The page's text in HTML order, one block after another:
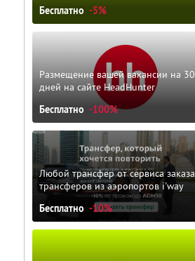
Бесплатно -5%
Размещение вашей вакансии на 30
дней на сайте HeadHunter
Бесплатно -100%
Любой трансфер от сервиса заказа
трансферов из аэропортов i'way
Бесплатно -10%